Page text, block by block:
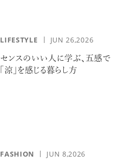
LIFESTYLE JUN 26,2026
センスのいい人に学ぶ、五感で
「涼」を感じる暮らし方
FASHION JUN 8,2026